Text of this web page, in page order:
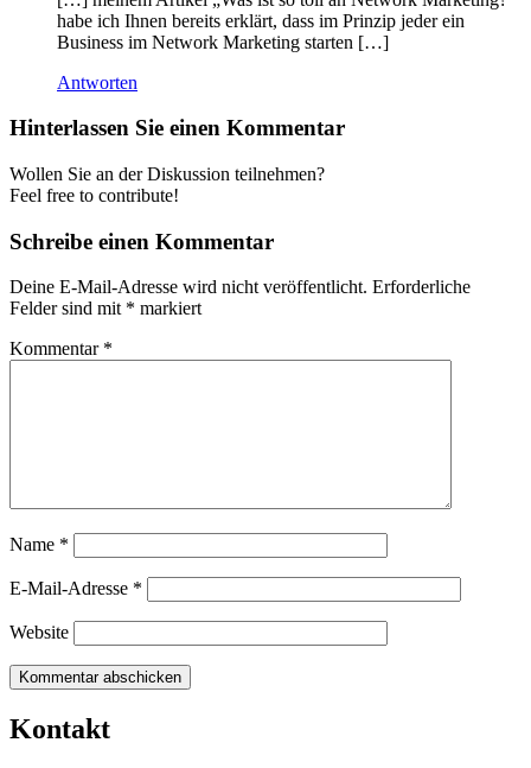
habe ich Ihnen bereits erklärt, dass im Prinzip jeder ein
Business im Network Marketing starten […]
Antworten
Hinterlassen Sie einen Kommentar
Wollen Sie an der Diskussion teilnehmen?
Feel free to contribute!
Schreibe einen Kommentar
Deine E-Mail-Adresse wird nicht veröffentlicht. Erforderliche
Felder sind mit * markiert
Kommentar *
Name *
E-Mail-Adresse *
Website
Kontakt